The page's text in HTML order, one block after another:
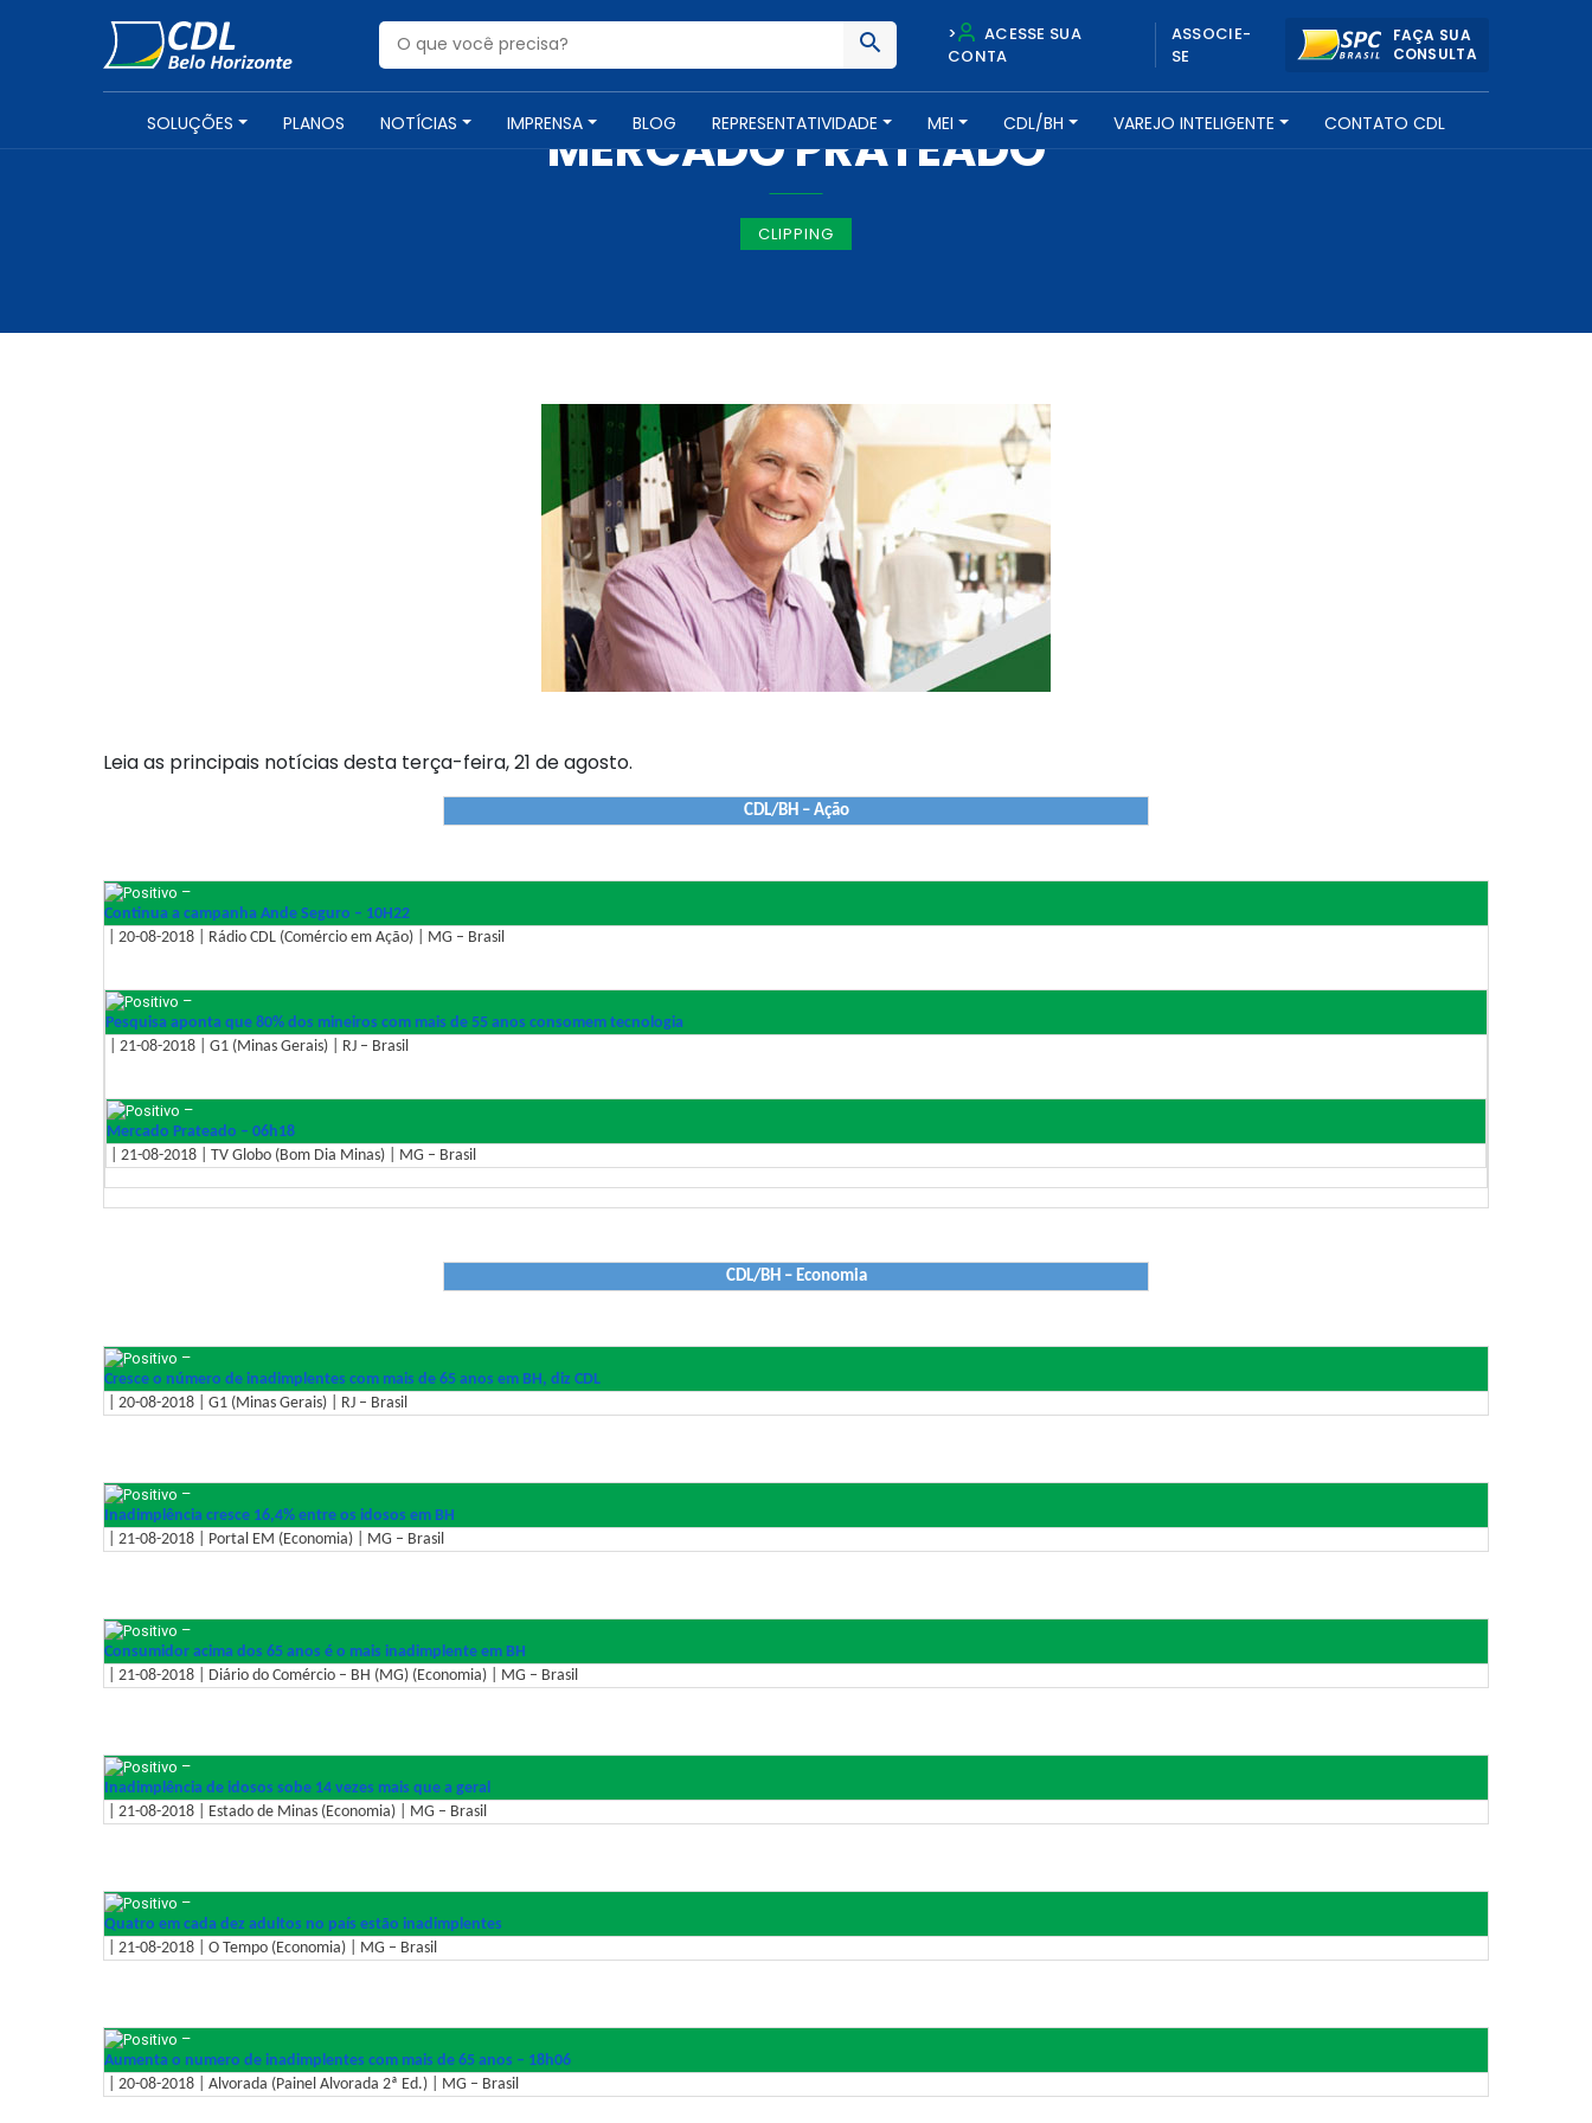
>
ACESSE SUA
CONTA
ASSOCIE-
SE
FAÇA SUA
CONSULTA
SOLUÇÕES PLANOS NOTÍCIAS IMPRENSA BLOG REPRESENTATIVIDADE MEI CDL/BH VAREJO INTELIGENTE CONTATO CDL
IMPRENSA -21 DE AGOSTO DE 2018
MERCADO PRATEADO
CLIPPING
Leia as principais notícias desta terça-feira, 21 de agosto.
CDL/BH – Ação
–
Continua a campanha Ande Seguro – 10H22
| 20-08-2018 | Rádio CDL (Comércio em Ação) | MG – Brasil
–
Pesquisa aponta que 80% dos mineiros com mais de 55 anos consomem tecnologia
| 21-08-2018 | G1 (Minas Gerais) | RJ – Brasil
–
Mercado Prateado – 06h18
| 21-08-2018 | TV Globo (Bom Dia Minas) | MG – Brasil
CDL/BH – Economia
–
Cresce o número de inadimplentes com mais de 65 anos em BH, diz CDL
| 20-08-2018 | G1 (Minas Gerais) | RJ – Brasil
–
Inadimplência cresce 16,4% entre os idosos em BH
| 21-08-2018 | Portal EM (Economia) | MG – Brasil
–
Consumidor acima dos 65 anos é o mais inadimplente em BH
| 21-08-2018 | Diário do Comércio – BH (MG) (Economia) | MG – Brasil
–
Inadimplência de idosos sobe 14 vezes mais que a geral
| 21-08-2018 | Estado de Minas (Economia) | MG – Brasil
–
Quatro em cada dez adultos no país estão inadimplentes
| 21-08-2018 | O Tempo (Economia) | MG – Brasil
–
Aumenta o numero de inadimplentes com mais de 65 anos – 18h06
| 20-08-2018 | Alvorada (Painel Alvorada 2ª Ed.) | MG – Brasil